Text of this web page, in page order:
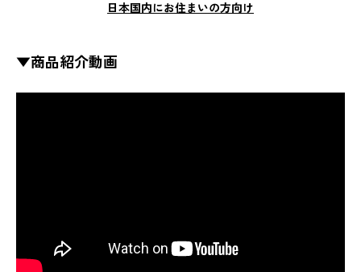
日本国内にお住まいの方向け
▼商品紹介動画